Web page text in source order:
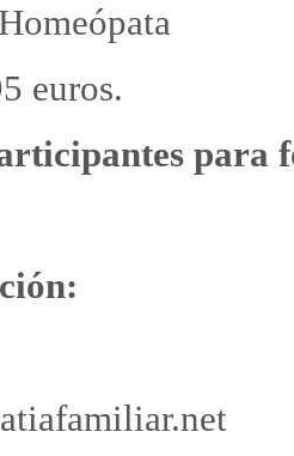
euros.
para